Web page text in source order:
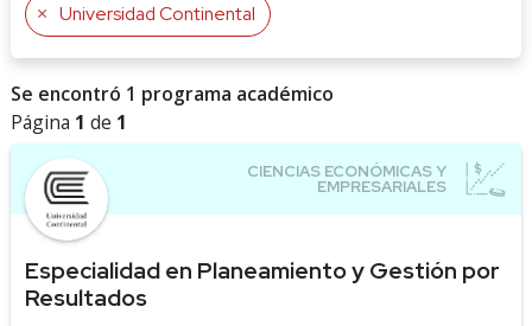
Universidad Continental
Se encontró 1 programa académico
Página 1 de 1
Especialidad en Planeamiento y Gestión por
Resultados